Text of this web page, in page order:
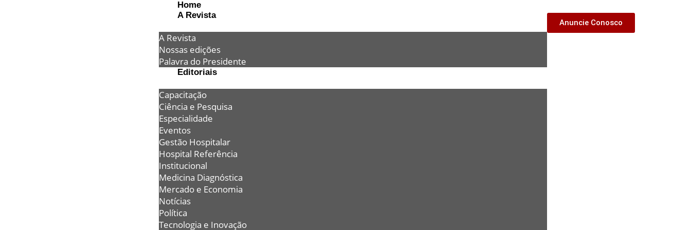
Home
A Revista
A Revista
Nossas edições
Palavra do Presidente
Editoriais
Capacitação
Ciência e Pesquisa
Especialidade
Eventos
Gestão Hospitalar
Hospital Referência
Institucional
Medicina Diagnóstica
Mercado e Economia
Notícias
Política
Tecnologia e Inovação
Anuncie Conosco